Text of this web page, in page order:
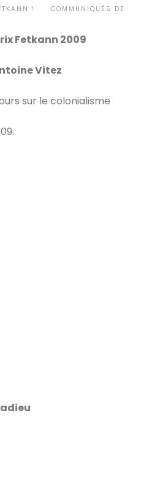
!
COMMUNIQUÉS DE
Fetkann 2009
Vitez
sur le colonialisme